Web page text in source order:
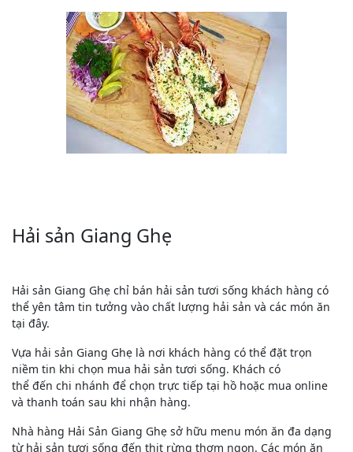
Hải sản Giang Ghẹ
Hải sản Giang Ghẹ chỉ bán hải sản tươi sống khách hàng có
thể yên tâm tin tưởng vào chất lượng hải sản và các món ăn
tại đây.
Vựa hải sản Giang Ghẹ là nơi khách hàng có thể đặt trọn
niềm tin khi chọn mua hải sản tươi sống. Khách có
thể đến chi nhánh để chọn trực tiếp tại hồ hoặc mua online
và thanh toán sau khi nhận hàng.
Nhà hàng Hải Sản Giang Ghẹ sở hữu menu món ăn đa dạng
từ hải sản tươi sống đến thịt rừng thơm ngon. Các món ăn